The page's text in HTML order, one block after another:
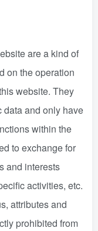
are a kind of
on the operation
website. They
data and only have
within the
to exchange for
and interests
activities, etc.
attributes and
prohibited from